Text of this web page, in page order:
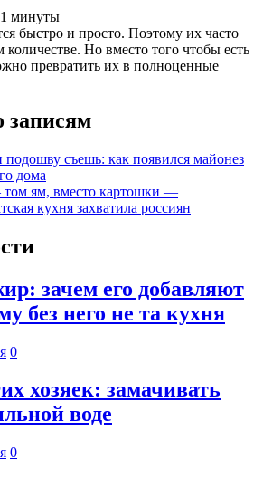
1 минуты
быстро и просто. Поэтому их часто
количестве. Но вместо того чтобы есть
превратить их в полноценные
записям
съешь: как появился майонез
дома
ям, вместо картошки —
кухня захватила россиян
зачем его добавляют
без него не та кухня
0
хозяек: замачивать
воде
0